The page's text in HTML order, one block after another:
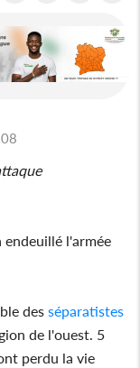
endeuillé l'armée
des séparatistes
de l'ouest. 5
perdu la vie